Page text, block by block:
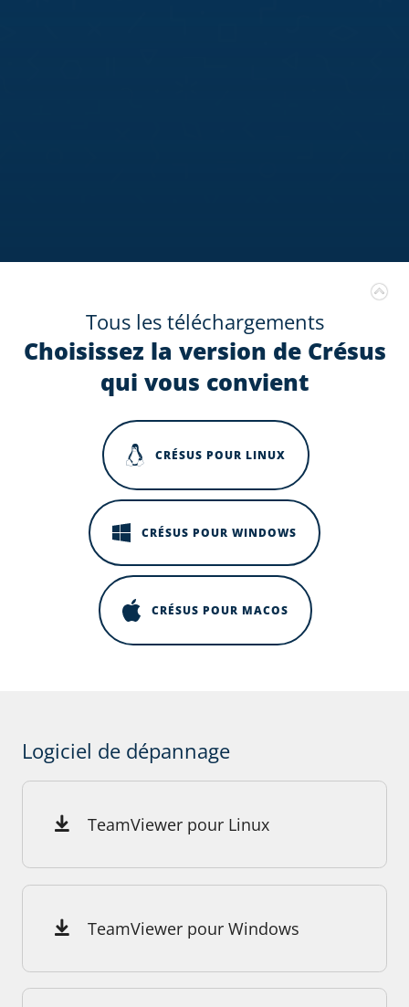
Tous les téléchargements
Choisissez la version de Crésus
qui vous convient
CRÉSUS POUR WINDOWS
CRÉSUS POUR MACOS
CRÉSUS POUR LINUX
Logiciel de dépannage
TeamViewer pour Windows
TeamViewer pour Linux